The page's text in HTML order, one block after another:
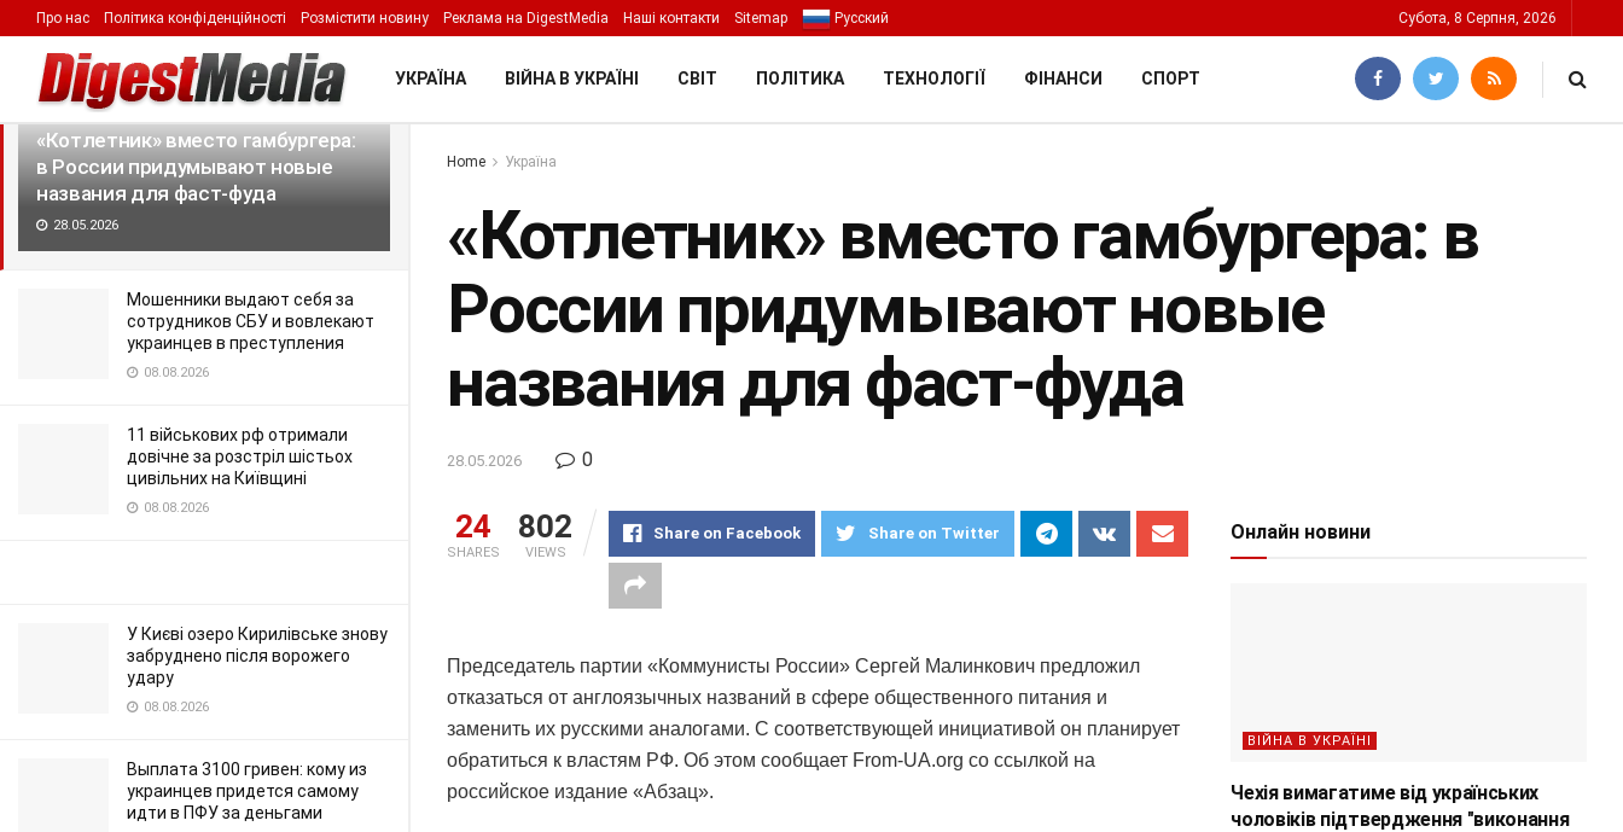
LATEST TRENDING Filter
«Котлетник» вместо гамбургера:
в России придумывают новые
названия для фаст-фуда
28.05.2026
Мошенники выдают себя за
сотрудников СБУ и вовлекают
украинцев в преступления
08.08.2026
11 військових рф отримали
довічне за розстріл шістьох
цивільних на Київщині
08.08.2026
У Києві озеро Кирилівське знову
забруднено після ворожего
удару
08.08.2026
Выплата 3100 гривен: кому из
украинцев придется самому
идти в ПФУ за деньгами
Про нас Політика конфіденційності Розмістити новину Реклама на DigestMedia Наші контакти Sitemap Русский Субота, 8 Серпня, 2026
УКРАЇНА ВІЙНА В УКРАЇНІ СВІТ ПОЛІТИКА ТЕХНОЛОГІЇ ФІНАНСИ СПОРТ
Home Україна
«Котлетник» вместо гамбургера: в
России придумывают новые
названия для фаст-фуда
28.05.2026 0
24
SHARES
802
VIEWS
Share on Facebook Share on Twitter
Председатель партии «Коммунисты России» Сергей Малинкович предложил
отказаться от англоязычных названий в сфере общественного питания и
заменить их русскими аналогами. С соответствующей инициативой он планирует
обратиться к властям РФ. Об этом сообщает From-UA.org со ссылкой на
российское издание «Абзац».
Онлайн новини
ВІЙНА В УКРАЇНІ
Чехія вимагатиме від українських
чоловіків підтвердження "виконання